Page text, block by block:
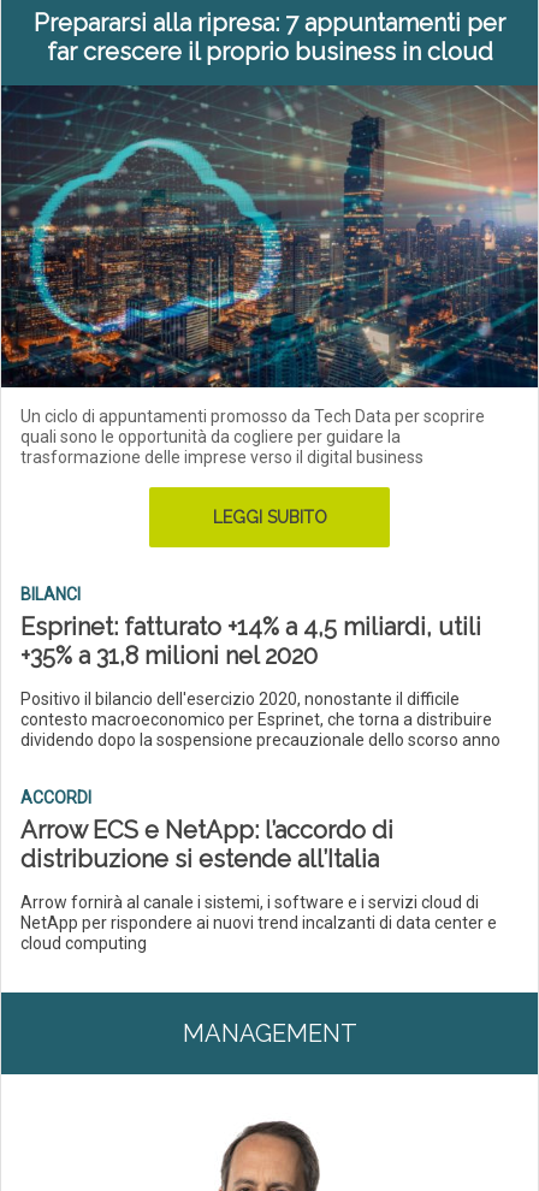
Prepararsi alla ripresa: 7 appuntamenti per
far crescere il proprio business in cloud
Un ciclo di appuntamenti promosso da Tech Data per scoprire
quali sono le opportunità da cogliere per guidare la
trasformazione delle imprese verso il digital business
LEGGI SUBITO
BILANCI
Esprinet: fatturato +14% a 4,5 miliardi, utili
+35% a 31,8 milioni nel 2020
Positivo il bilancio dell'esercizio 2020, nonostante il difficile
contesto macroeconomico per Esprinet, che torna a distribuire
dividendo dopo la sospensione precauzionale dello scorso anno
ACCORDI
Arrow ECS e NetApp: l’accordo di
distribuzione si estende all’Italia
Arrow fornirà al canale i sistemi, i software e i servizi cloud di
NetApp per rispondere ai nuovi trend incalzanti di data center e
cloud computing
MANAGEMENT